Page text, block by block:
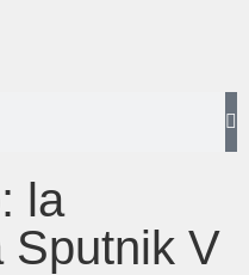
la
Sputnik V